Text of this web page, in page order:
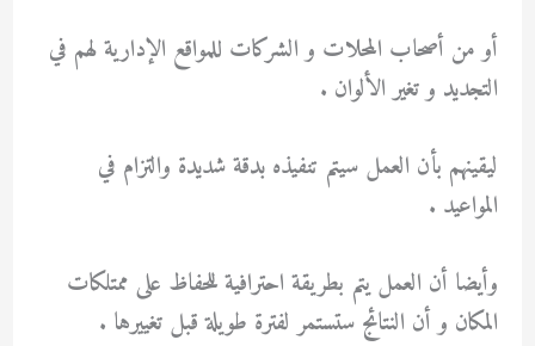
أو من أصحاب المحلات و الشركات للمواقع الإدارية لهم في
التجديد و تغير الألوان .
ليقينهم بأن العمل سيتم تنفيذه بدقة شديدة والتزام في
المواعيد .
وأيضا أن العمل يتم بطريقة احترافية للحفاظ على ممتلكات
المكان و أن النتائج ستستمر لفترة طويلة قبل تغييرها .